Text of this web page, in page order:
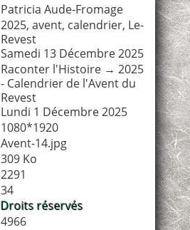
Patricia Aude-Fromage
2025, avent, calendrier, Le-
Revest
Samedi 13 Décembre 2025
Raconter l'Histoire→ 2025
- Calendrier de l'Avent du
Revest
Lundi 1 Décembre 2025
1080*1920
Avent-14.jpg
309 Ko
2291
34
Droits réservés
4966